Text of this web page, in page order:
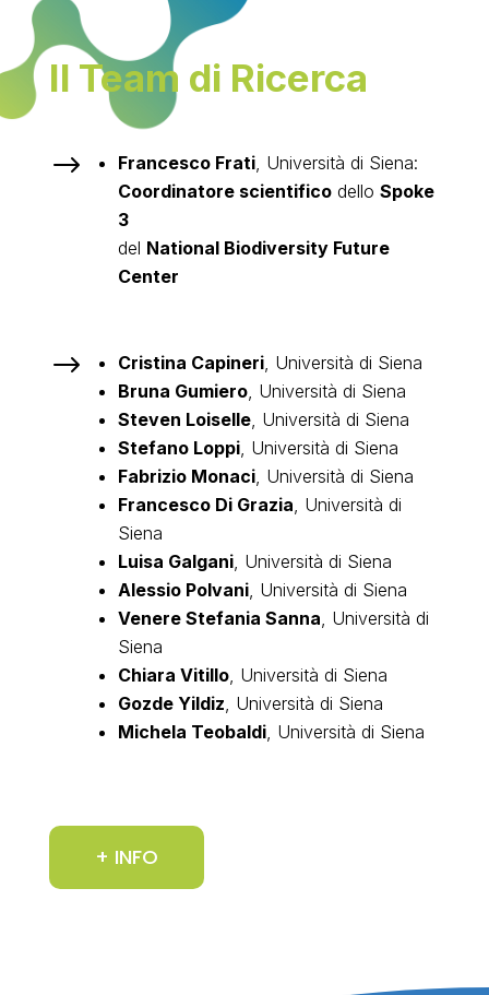
Il Team di Ricerca
$ Francesco Frati, Università di Siena:
Coordinatore scientificodello Spoke
3
del National Biodiversity Future
Center
$ Cristina Capineri, Università di Siena
Bruna Gumiero, Università di Siena
Steven Loiselle, Università di Siena
Stefano Loppi, Università di Siena
Fabrizio Monaci, Università di Siena
Francesco Di Grazia , Università di
Siena
Luisa Galgani, Università di Siena
Alessio Polvani, Università di Siena
Venere Stefania Sanna , Università di
Siena
Chiara Vitillo, Università di Siena
Gozde Yildiz , Università di Siena
Michela Teobaldi, Università di Siena
+ INFO